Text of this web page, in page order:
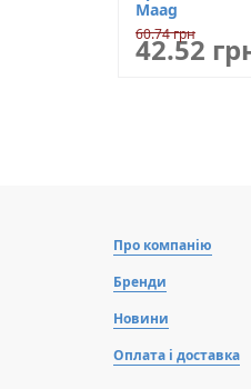
Maag
60.74 грн
42.52
Про компанію
Бренди
Новини
Оплата і доставка